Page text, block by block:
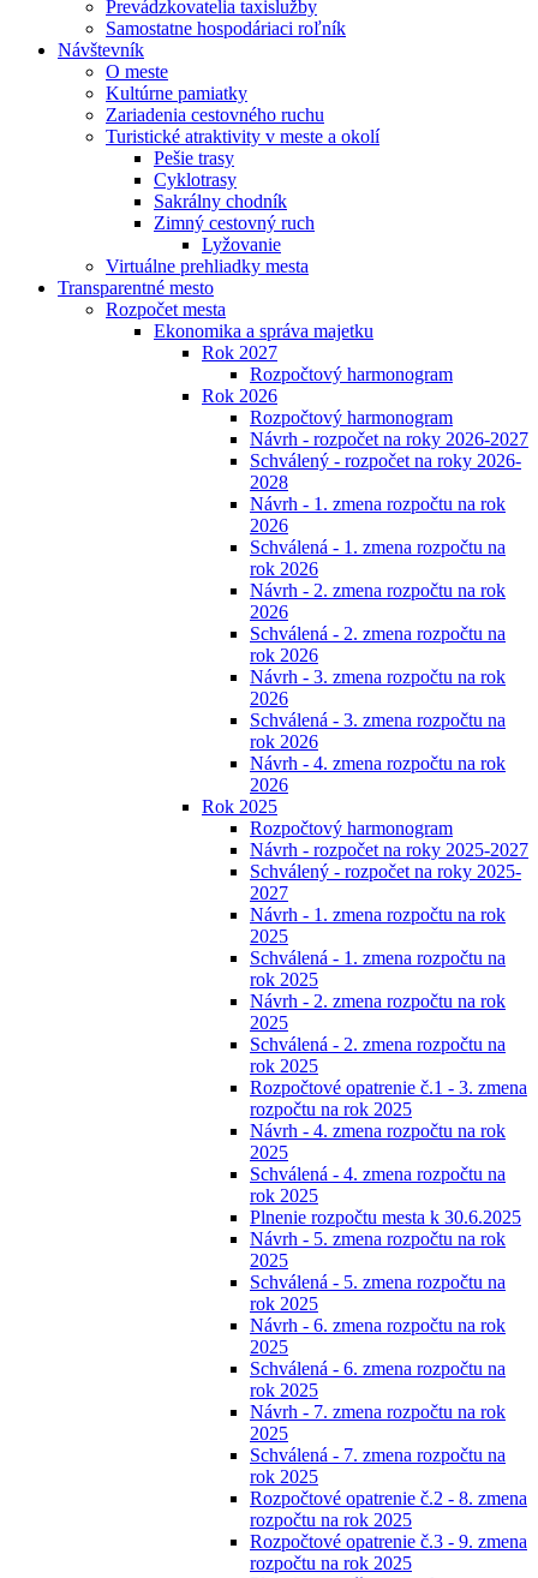
Prevádzkovatelia taxislužby
Samostatne hospodáriaci roľník
Návštevník
O meste
Kultúrne pamiatky
Zariadenia cestovného ruchu
Turistické atraktivity v meste a okolí
Pešie trasy
Cyklotrasy
Sakrálny chodník
Zimný cestovný ruch
Lyžovanie
Virtuálne prehliadky mesta
Transparentné mesto
Rozpočet mesta
Ekonomika a správa majetku
Rok 2027
Rozpočtový harmonogram
Rok 2026
Rozpočtový harmonogram
Návrh - rozpočet na roky 2026-2027
Schválený - rozpočet na roky 2026-
2028
Návrh - 1. zmena rozpočtu na rok
2026
Schválená - 1. zmena rozpočtu na
rok 2026
Návrh - 2. zmena rozpočtu na rok
2026
Schválená - 2. zmena rozpočtu na
rok 2026
Návrh - 3. zmena rozpočtu na rok
2026
Schválená - 3. zmena rozpočtu na
rok 2026
Návrh - 4. zmena rozpočtu na rok
2026
Rok 2025
Rozpočtový harmonogram
Návrh - rozpočet na roky 2025-2027
Schválený - rozpočet na roky 2025-
2027
Návrh - 1. zmena rozpočtu na rok
2025
Schválená - 1. zmena rozpočtu na
rok 2025
Návrh - 2. zmena rozpočtu na rok
2025
Schválená - 2. zmena rozpočtu na
rok 2025
Rozpočtové opatrenie č.1 - 3. zmena
rozpočtu na rok 2025
Návrh - 4. zmena rozpočtu na rok
2025
Schválená - 4. zmena rozpočtu na
rok 2025
Plnenie rozpočtu mesta k 30.6.2025
Návrh - 5. zmena rozpočtu na rok
2025
Schválená - 5. zmena rozpočtu na
rok 2025
Návrh - 6. zmena rozpočtu na rok
2025
Schválená - 6. zmena rozpočtu na
rok 2025
Návrh - 7. zmena rozpočtu na rok
2025
Schválená - 7. zmena rozpočtu na
rok 2025
Rozpočtové opatrenie č.2 - 8. zmena
rozpočtu na rok 2025
Rozpočtové opatrenie č.3 - 9. zmena
rozpočtu na rok 2025